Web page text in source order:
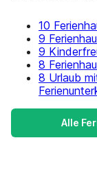
10
9
9
8
8 Urlaub
Alle